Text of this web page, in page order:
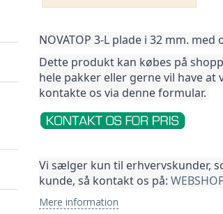
NOVATOP 3-L plade i 32 mm.
Dette produkt kan købes på
hele pakker eller gerne vil have at
kontakte os via denne formular.
Vi sælger kun til erhvervskunder,
kunde, så kontakt os på:
Mere information